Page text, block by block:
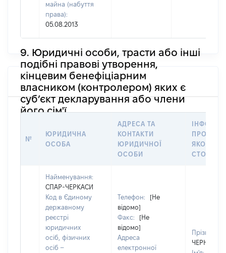
майна (набуття
права):
05.08.2013
9. Юридичні особи, трасти або інші
подібні правові утворення,
кінцевим бенефіціарним
власником (контролером) яких є
суб’єкт декларування або члени
його сім'ї
№
ЮРИДИЧНА
ОСОБА
АДРЕСА ТА
КОНТАКТИ
ЮРИДИЧНОЇ
ОСОБИ
ПРО
ЯКОЇ
Найменування:
СПАР-ЧЕРКАСИ
Код в Єдиному
державному
реєстрі
юридичних
осіб, фізичних
осіб –
Телефон:
[Не
відомо]
Факс:
[Не
відомо]
Адреса
електронної
Прізвище: